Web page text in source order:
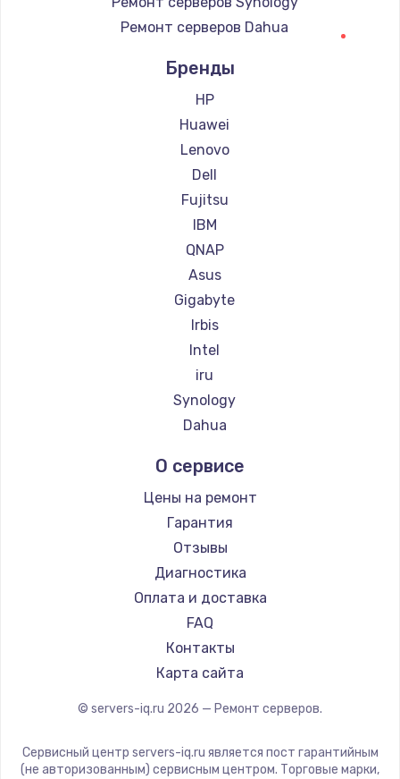
Ремонт серверов Dahua
Бренды
HP
Huawei
Lenovo
Dell
Fujitsu
IBM
QNAP
Asus
Gigabyte
Irbis
Intel
iru
Synology
Dahua
О сервисе
Цены на ремонт
Гарантия
Отзывы
Диагностика
Оплата и доставка
FAQ
Контакты
Карта сайта
© servers-iq.ru 2026 — Ремонт серверов.
Сервисный центр servers-iq.ru является пост гарантийным
(не авторизованным) сервисным центром. Торговые марки,